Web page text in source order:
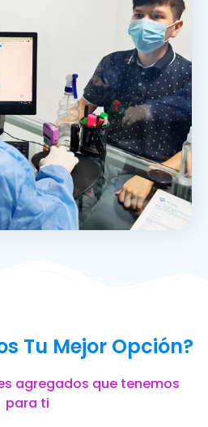
Tu Mejor Opción?
agregados que tenemos
para ti